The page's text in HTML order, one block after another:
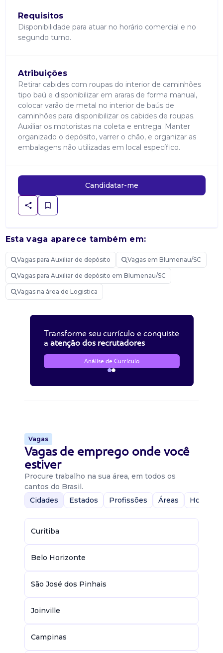
Requisitos
Disponibilidade para atuar no horário comercial e no
segundo turno.
Atribuições
Retirar cabides com roupas do interior de caminhões
tipo baú e disponibilizar em araras de forma manual,
colocar varão de metal no interior de baús de
caminhões para disponibilizar os cabides de roupas.
Auxiliar os motoristas na coleta e entrega. Manter
organizado o depósito, varrer o chão, e organizar as
embalagens não utilizadas em local específico.
Candidatar-me
Esta vaga aparece também em:
Vagas para Auxiliar de depósito Vagas em Blumenau/SC
Vagas para Auxiliar de depósito em Blumenau/SC
Vagas na área de Logistica
Transforme seu currículo e conquiste
a atenção dos recrutadores
Análise de Currículo
Vagas
Vagas de emprego onde você
estiver
Procure trabalho na sua área, em todos os
cantos do Brasil.
Cidades
Estados Profissões Áreas Home-
Curitiba
Belo Horizonte
São José dos Pinhais
Joinville
Campinas